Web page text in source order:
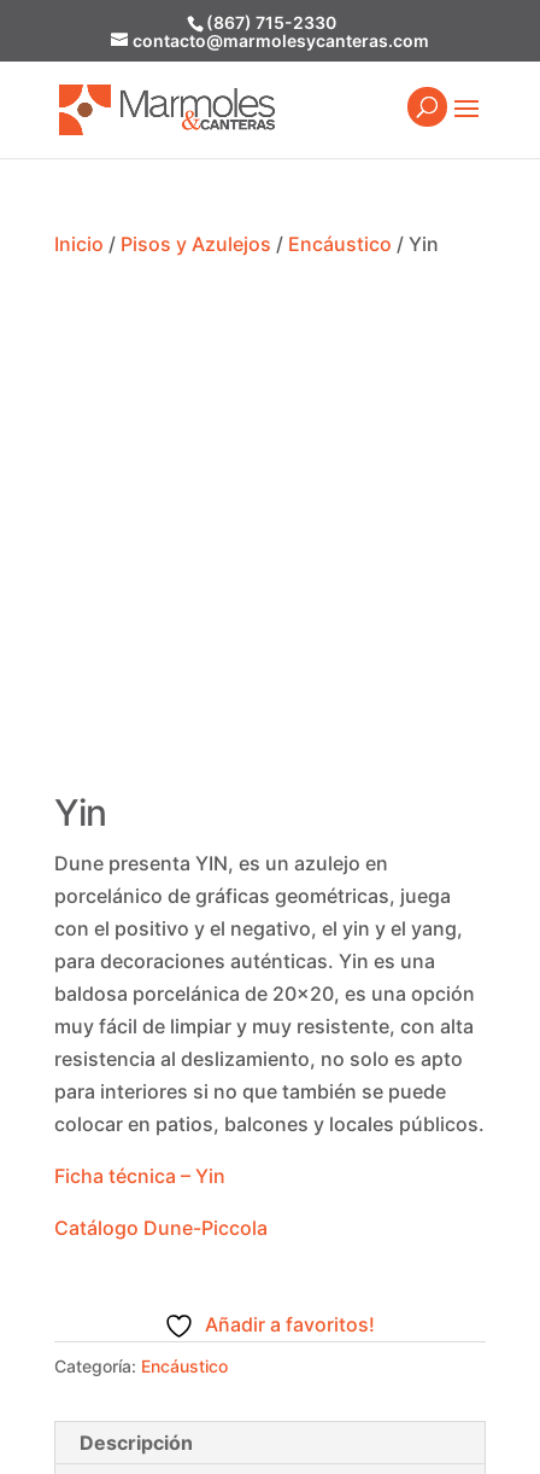
(867) 715-2330
contacto@marmolesycanteras.com
Inicio / Pisos y Azulejos / Encáustico / Yin
Yin
Dune presenta YIN, es un azulejo en
porcelánico de gráficas geométricas, juega
con el positivo y el negativo, el yin y el yang,
para decoraciones auténticas. Yin es una
baldosa porcelánica de 20×20, es una opción
muy fácil de limpiar y muy resistente, con alta
resistencia al deslizamiento, no solo es apto
para interiores si no que también se puede
colocar en patios, balcones y locales públicos.
Ficha técnica – Yin
Catálogo Dune-Piccola
Añadir a favoritos!
Categoría: Encáustico
Descripción